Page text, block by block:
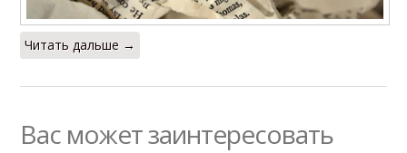
Читать дальше →
Вас может заинтересовать